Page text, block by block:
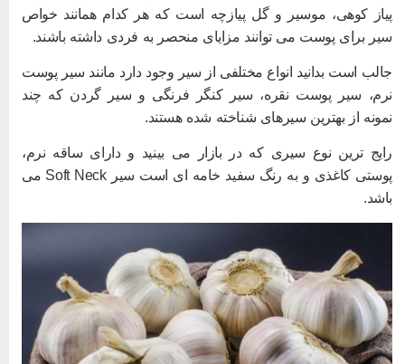
کوهی، موسیر و گل پیازچه است که هر کدام همانند خواص
برای پوست می توانند مزایای منحصر به فردی داشته باشند.
است بدانید انواع مختلفی از سیر وجود دارد مانند سیر پوست
سیر پوست نقره، سیر کنگر فرنگی و سیر گردن که چند
از بهترین سیرهای شناخته شده هستند.
ترین نوع سیری که در بازار می بینید و دارای ساقه نرم،
پوستی کاغذی و به رنگ سفید خامه ای است سیر Soft Neck می